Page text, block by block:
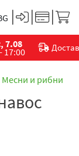
7.08
17:00
Месни и рибни